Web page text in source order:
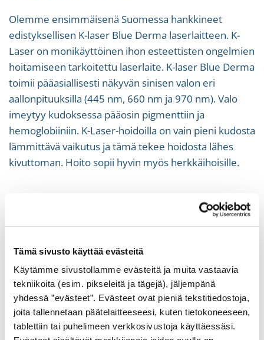
Tämä sivusto käyttää evästeitä
Käytämme sivustollamme evästeitä ja muita vastaavia
tekniikoita (esim. pikseleitä ja tägejä), jäljempänä
yhdessä ”evästeet”. Evästeet ovat pieniä tekstitiedostoja,
joita tallennetaan päätelaitteeseesi, kuten tietokoneeseen,
tablettiin tai puhelimeen verkkosivustoja käyttäessäsi.
Olemme ensimmäisenä Suomessa hankkineet
edistyksellisen K-laser Blue Derma laserlaitteen. K-
Laser on monikäyttöinen ihon esteettisten ongelmien
hoitamiseen tarkoitettu laserlaite. K-laser Blue Derma
toimii pääasiallisesti näkyvän sinisen valon eri
aallonpituuksilla (445 nm, 660 nm ja 970 nm). Valo
imeytyy kudoksessa pääosin pigmenttiin ja
hemoglobiiniin. K-Laser-hoidoilla on vain pieni kudosta
lämmittävä vaikutus ja tämä tekee hoidosta lähes
kivuttoman. Hoito sopii hyvin myös herkkäihoisille.
hellävaraisesti monia iho-ongelmia. Valitsemme juuri
sinulle sopivan hoidon yhdistelemällä eri
aallonpituuksia. K-Laserilla voimme hoitaa useita eri
ongelmakohtia yhdellä hoitokerralla esim. pigmentti-
ja verisuonimuutoksia ja ikääntymisen merkkejä.
Ammattitaitoisen ihotautilääkärin tekemänä hoidot
ovat turvallisia. Ennen hoitoa teemme maksuttoman
konsultaation, jossa voimme tarkemmin suunnitella